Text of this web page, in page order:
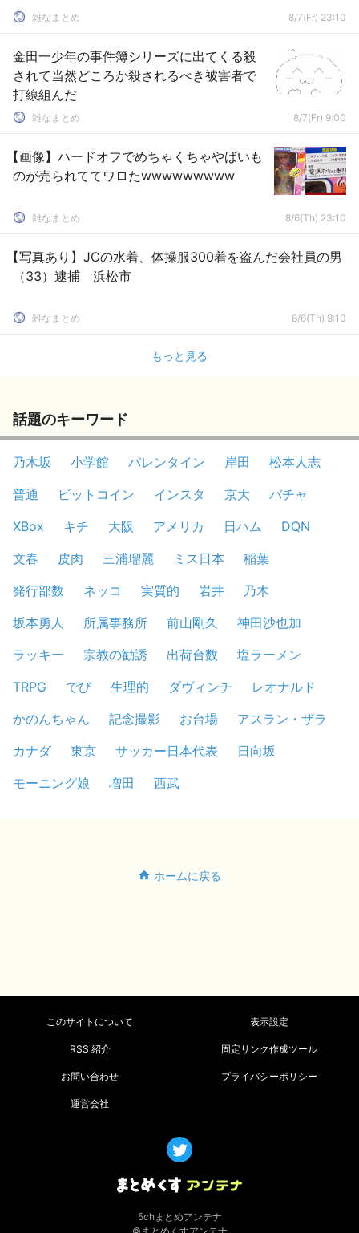
雑なまとめ 8/7(Fr) 23:10
金田一少年の事件簿シリーズに出てくる殺
されて当然どころか殺されるべき被害者で
打線組んだ
雑なまとめ 8/7(Fr) 9:00
【画像】ハードオフでめちゃくちゃやばいも
のが売られててワロたwwwwwwwww
雑なまとめ 8/6(Th) 23:10
【写真あり】JCの水着、体操服300着を盗んだ会社員の男
（33）逮捕 浜松市
雑なまとめ 8/6(Th) 9:10
もっと見る
話題のキーワード
乃木坂 小学館 バレンタイン 岸田
松本人志
普通
ビットコイン インスタ 京大
バチャ
XBox
キチ 大阪 アメリカ 日ハム
DQN
文春
皮肉 三浦瑠麗 ミス日本
稲葉
発行部数
ネッコ 実質的 岩井
乃木
坂本勇人
所属事務所 前山剛久
神田沙也加
ラッキー
宗教の勧誘 出荷台数
塩ラーメン
TRPG
でび 生理的 ダヴィンチ
レオナルド
かのんちゃん
記念撮影 お台場
アスラン・ザラ
カナダ
東京 サッカー日本代表
日向坂
モーニング娘
増田 西武
ホームに戻る
このサイトについて 表示設定
RSS 紹介 固定リンク作成ツール
お問い合わせ プライバシーポリシー
運営会社
5chまとめアンテナ